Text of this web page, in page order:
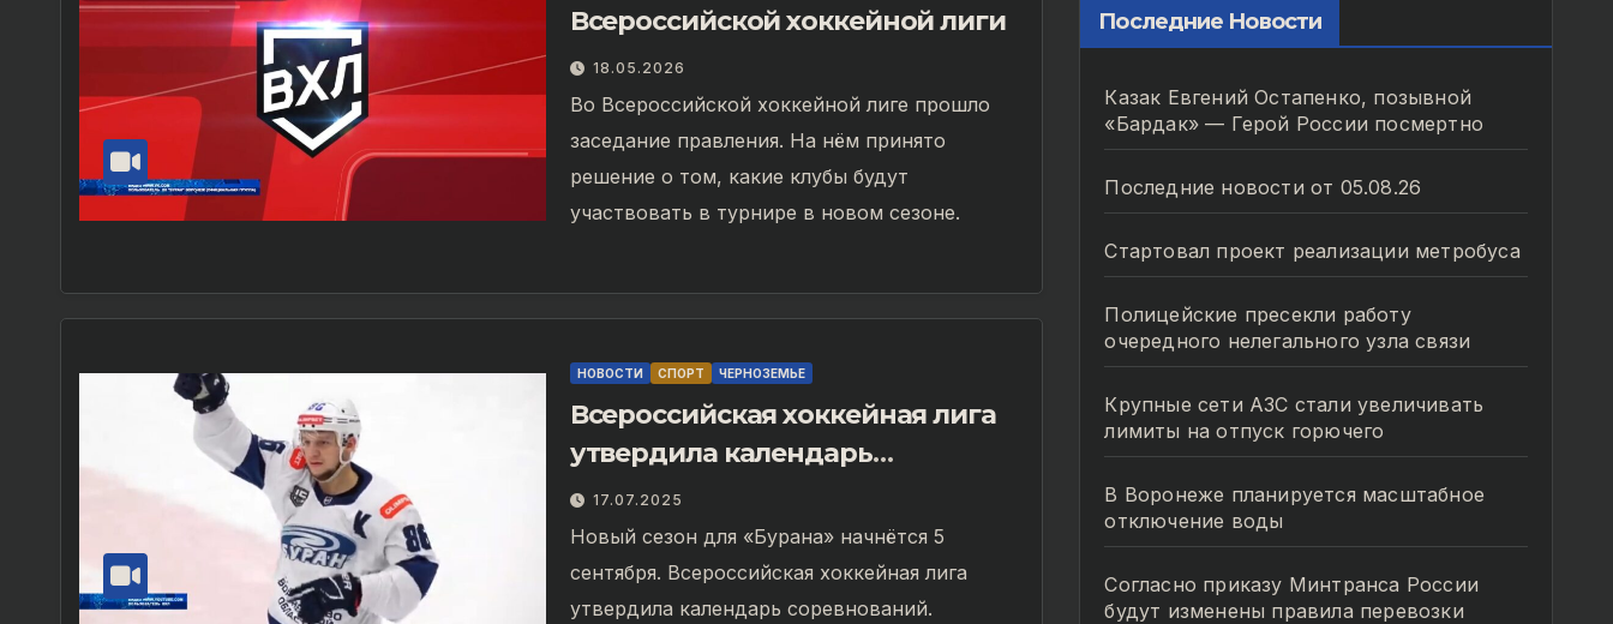
Всероссийской хоккейной лиги
18.05.2026
Во Всероссийской хоккейной лиге прошло
заседание правления. На нём принято
решение о том, какие клубы будут
участвовать в турнире в новом сезоне.
НОВОСТИ СПОРТ ЧЕРНОЗЕМЬЕ
Всероссийская хоккейная лига
утвердила календарь
соревнований
17.07.2025
Новый сезон для «Бурана» начнётся 5
сентября. Всероссийская хоккейная лига
утвердила календарь соревнований.
Последние Новости
Казак Евгений Остапенко, позывной
«Бардак» — Герой России посмертно
Последние новости от 05.08.26
Стартовал проект реализации метробуса
Полицейские пресекли работу
очередного нелегального узла связи
Крупные сети АЗС стали увеличивать
лимиты на отпуск горючего
В Воронеже планируется масштабное
отключение воды
Согласно приказу Минтранса России
будут изменены правила перевозки